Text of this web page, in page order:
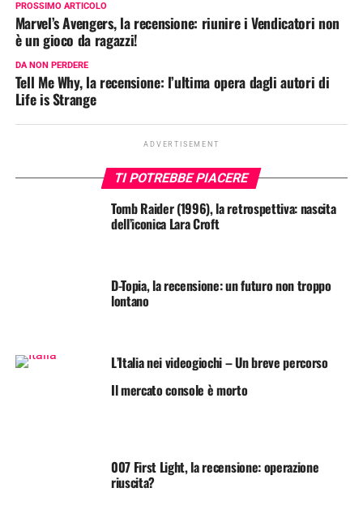
PROSSIMO ARTICOLO
Marvel’s Avengers, la recensione: riunire i Vendicatori non
è un gioco da ragazzi!
DA NON PERDERE
Tell Me Why, la recensione: l’ultima opera dagli autori di
Life is Strange
ADVERTISEMENT
TI POTREBBE PIACERE
Tomb Raider (1996), la retrospettiva: nascita
dell’iconica Lara Croft
D-Topia, la recensione: un futuro non troppo
lontano
L’Italia nei videogiochi – Un breve percorso
Il mercato console è morto
007 First Light, la recensione: operazione
riuscita?